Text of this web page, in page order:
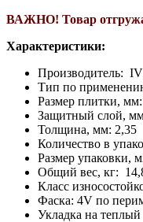
ВАЖНО! Товар
Характеристики:
Производитель:
Тип по
Размер плитки,
Защитный слой,
Толщина, мм: 2,35
Количество в
Размер упаковки,
Общий вес, кг:
Класс
Фаска: 4V по
Укладка на теплый